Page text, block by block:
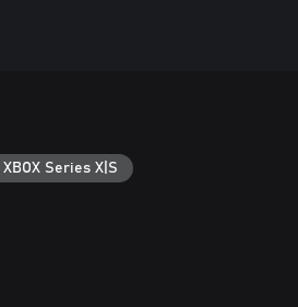
XBOX Series X|S